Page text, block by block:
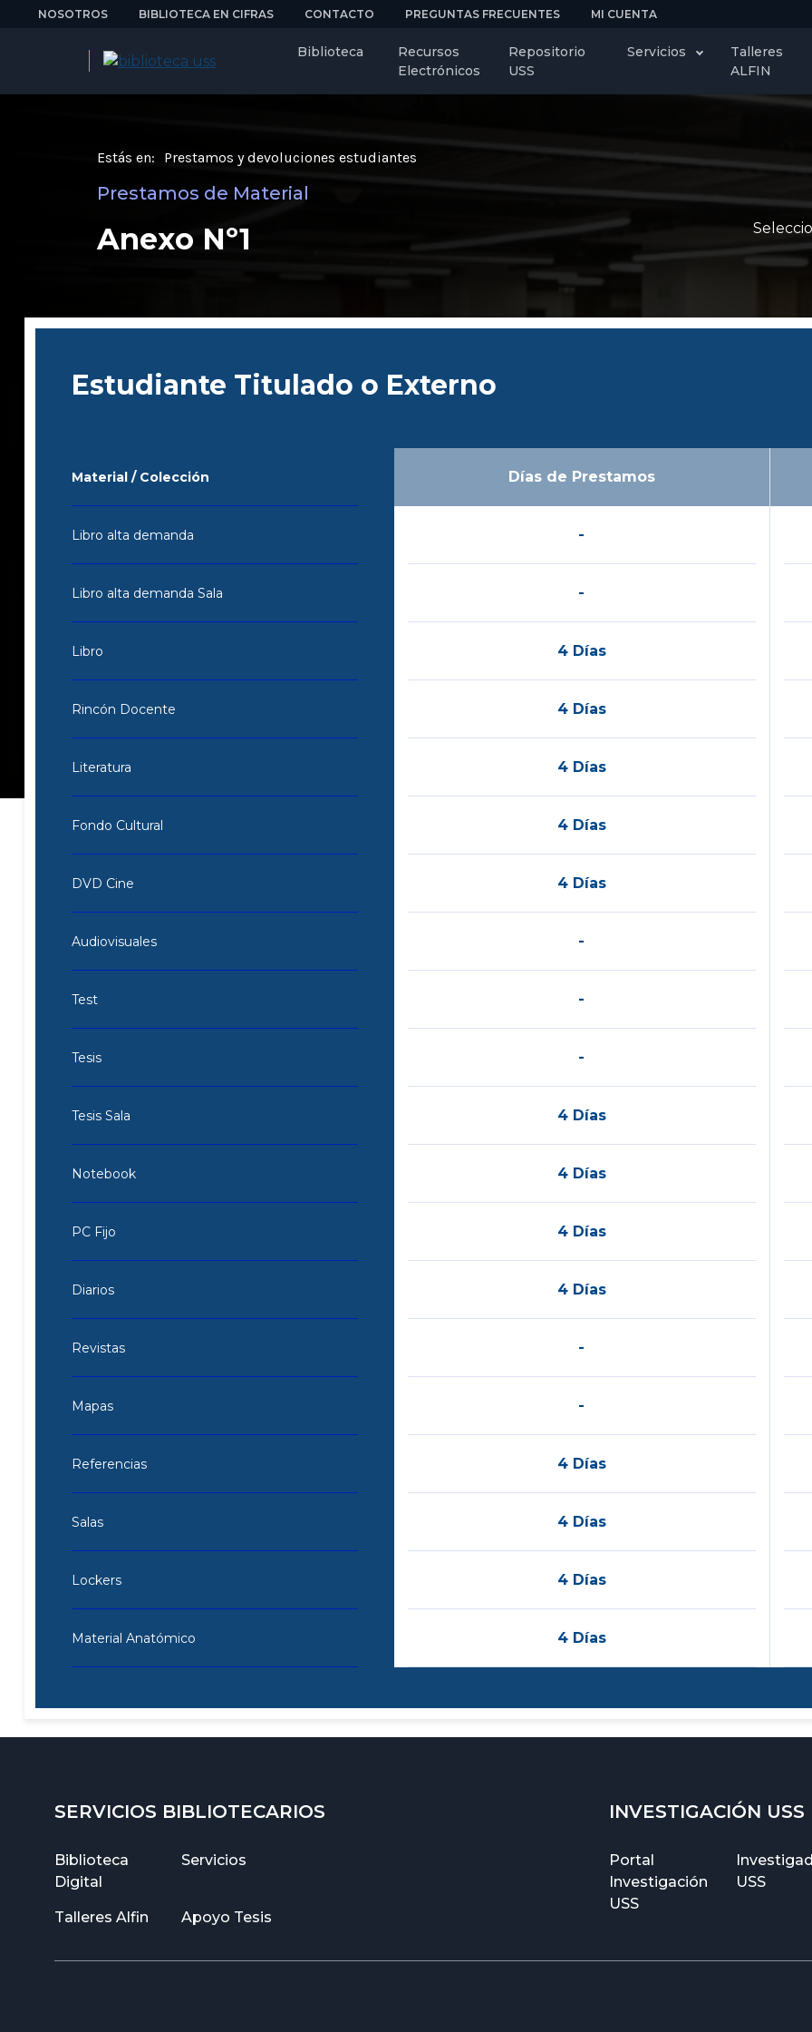
NOSOTROS BIBLIOTECA EN CIFRAS CONTACTO PREGUNTAS FRECUENTES MI CUENTA
Biblioteca
Recursos
Electrónicos
Repositorio
USS
Servicios
Talleres
ALFIN
Estás en: Prestamos y devoluciones estudiantes
Prestamos de Material
Anexo Nº1
Estudiante Titulado o Externo
Material / Colección Días de Prestamos
Libro alta demanda -
Libro alta demanda Sala -
Libro 4 Días
Rincón Docente 4 Días
Literatura 4 Días
Fondo Cultural 4 Días
DVD Cine 4 Días
Audiovisuales -
Test -
Tesis -
Tesis Sala 4 Días
Notebook 4 Días
PC Fijo 4 Días
Diarios 4 Días
Revistas -
Mapas -
Referencias 4 Días
Salas 4 Días
Lockers 4 Días
Material Anatómico 4 Días
SERVICIOS BIBLIOTECARIOS
Biblioteca
Digital
Servicios
Talleres Alfin Apoyo Tesis
INVESTIGACIÓN USS
Portal
Investigación
USS
USS